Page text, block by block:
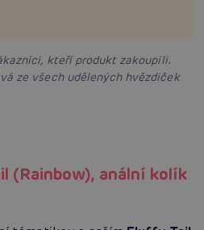
kteří produkt zakoupili.
ze všech udělených hvězdiček
(Rainbow), anální kolík